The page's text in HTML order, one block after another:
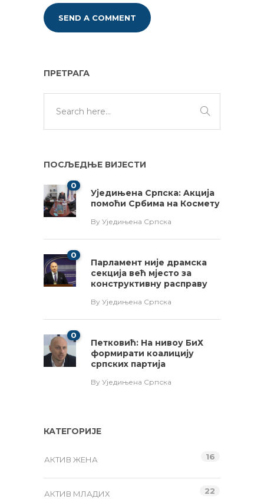
ПРЕТРАГА
ПОСЉЕДЊЕ ВИЈЕСТИ
0
Уједињена Српска: Aкција
помоћи Србима на Космету
By Уједињена Српска
0
Парламент није драмска
секција већ мјесто за
конструктивну расправу
By Уједињена Српска
0
Петковић: На нивоу БиХ
формирати коалицију
српских партија
By Уједињена Српска
КАТЕГОРИЈЕ
АКТИВ ЖЕНА 16
АКТИВ МЛАДИХ 22